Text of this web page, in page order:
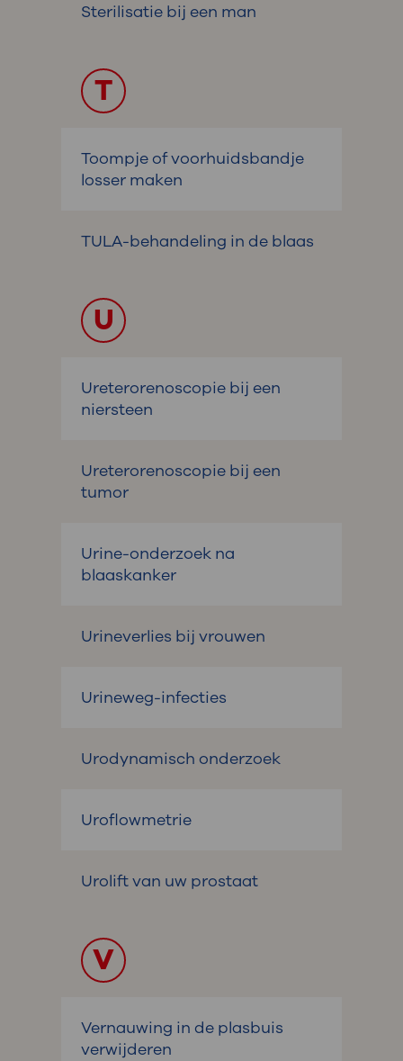
Sterilisatie bij een man
T
Toompje of voorhuidsbandje
losser maken
TULA-behandeling in de blaas
U
Ureterorenoscopie bij een
niersteen
Ureterorenoscopie bij een
tumor
Urine-onderzoek na
blaaskanker
Urineverlies bij vrouwen
Urineweg-infecties
Urodynamisch onderzoek
Uroflowmetrie
Urolift van uw prostaat
V
Vernauwing in de plasbuis
verwijderen